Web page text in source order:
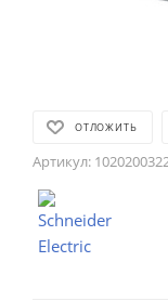
ОТЛОЖИТЬ
Артикул: